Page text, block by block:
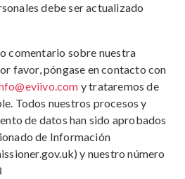
debe ser actualizado
comentario sobre nuestra
favor, póngase en contacto con
y trataremos de
Todos nuestros procesos y
de datos han sido aprobados
de Información
y nuestro número